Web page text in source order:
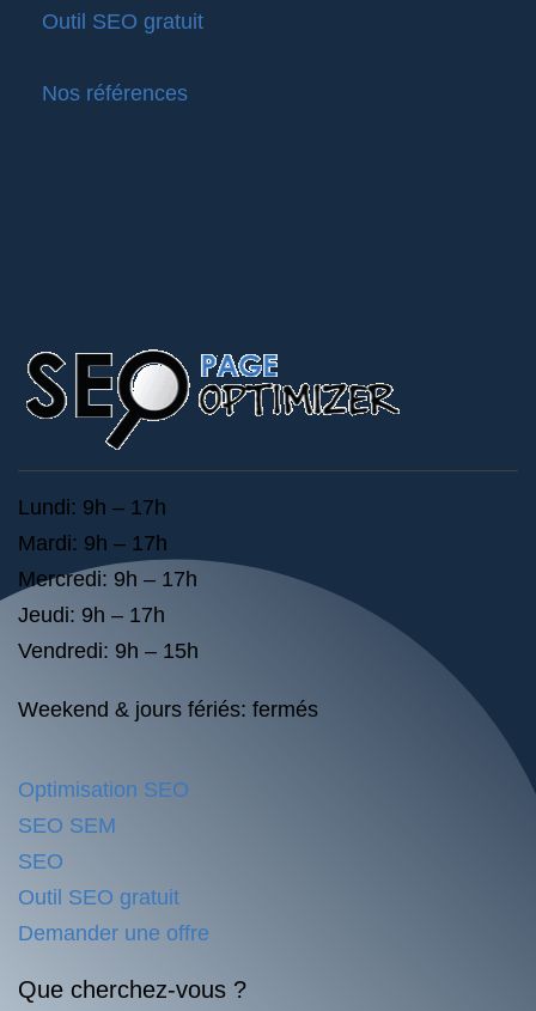
Outil SEO gratuit
Nos références
Lundi: 9h – 17h
Mardi: 9h – 17h
Mercredi: 9h – 17h
Jeudi: 9h – 17h
Vendredi: 9h – 15h
Weekend & jours fériés: fermés
Optimisation SEO
SEO SEM
SEO
Outil SEO gratuit
Demander une offre
Que cherchez-vous ?